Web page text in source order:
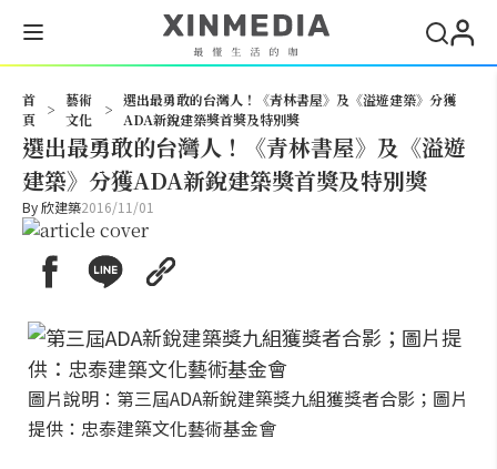
首
頁
>
藝術
文化
>
選出最勇敢的台灣人！《青林書屋》及《溢遊建築》分獲
ADA新銳建築獎首獎及特別獎
選出最勇敢的台灣人！《青林書屋》及《溢遊
建築》分獲ADA新銳建築獎首獎及特別獎
By欣建築2016/11/01
圖片說明：第三屆ADA新銳建築獎九組獲獎者合影；圖片
提供：忠泰建築文化藝術基金會